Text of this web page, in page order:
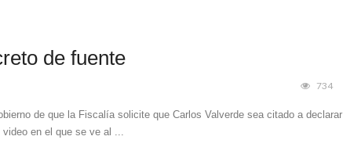
de fuente
734
de que la Fiscalía solicite que Carlos Valverde sea citado a declarar
en el que se ve al ...